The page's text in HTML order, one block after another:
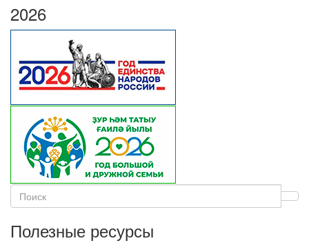
2026
Полезные ресурсы